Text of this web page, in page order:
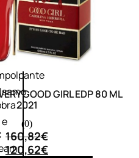
e
GOOD GIRL EDP 80 ML
2021
(0)
160,82€
120,62€